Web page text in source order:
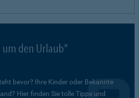
um den Urlaub"
bevor? Ihre Kinder oder Bekannte
Hier finden Sie tolle Tipps und